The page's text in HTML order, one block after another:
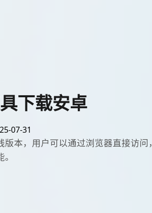
下载安卓
07-31
本，用户可以通过浏览器直接访问，